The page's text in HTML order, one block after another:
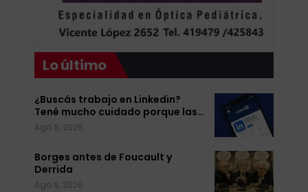
Lo último
¿Buscás trabajo en Linkedin?
Tené mucho cuidado porque las…
Ago 9, 2026
Borges antes de Foucault y
Derrida
Ago 9, 2026